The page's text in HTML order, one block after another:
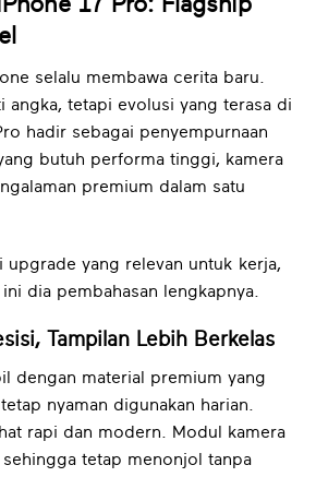
selalu membawa cerita baru.
angka, tetapi evolusi yang terasa di
hadir sebagai penyempurnaan
butuh performa tinggi, kamera
premium dalam satu
upgrade yang relevan untuk kerja,
dia pembahasan lengkapnya.
Tampilan Lebih Berkelas
dengan material premium yang
nyaman digunakan harian.
rapi dan modern. Modul kamera
tetap menonjol tanpa